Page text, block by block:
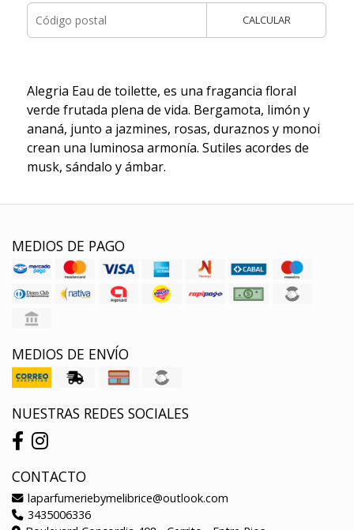
CALCULAR
Alegria Eau de toilette, es una fragancia floral
verde frutada plena de vida. Bergamota, limón y
ananá, junto a jazmines, rosas, duraznos y monoi
crean una luminosa armonía. Sutiles acordes de
musk, sándalo y ámbar.
MEDIOS DE PAGO
MEDIOS DE ENVÍO
NUESTRAS REDES SOCIALES
CONTACTO
laparfumeriebymelibrice@outlook.com
3435006336